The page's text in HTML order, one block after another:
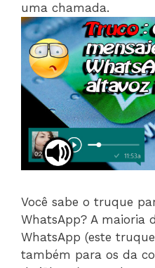
uma chamada.
Você sabe o truque
WhatsApp? A maioria
WhatsApp (este
também para os da